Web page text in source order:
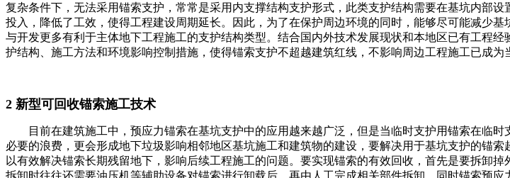
复杂条件下，无法采用锚索支护，常常是采用内支撑结构支护形式，此类支护结构需要在基坑内部
投入，降低了工效，使得工程建设周期延长。因此，为了在保护周边环境的同时，能够尽可能减少
与开发更多有利于主体地下工程施工的支护结构类型。结合国内外技术发展现状和本地区已有工程
护结构、施工方法和环境影响控制措施，使得锚索支护不超越建筑红线，不影响周边工程施工已成为
2 新型可回收锚索施工技术
目前在建筑施工中，预应力锚索在基坑支护中的应用越来越广泛，但是当临时支护用锚索在临
必要的浪费，更会形成地下垃圾影响相邻地区基坑施工和建筑物的建设，要解决用于基坑支护的锚
以有效解决锚索长期残留地下，影响后续工程施工的问题。要实现锚索的有效回收，首先是要拆卸
拆卸时往往还需要油压机等辅助设备对锚索进行卸载后，再由人工完成相关部件拆卸，同时锚索预应